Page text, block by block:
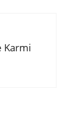
Karmi